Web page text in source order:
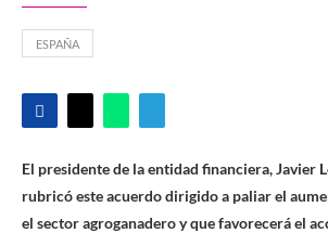
ESPAÑA
El presidente de la entidad financiera, Javier
rubricó este acuerdo dirigido a paliar el
el sector agroganadero y que favorecerá el